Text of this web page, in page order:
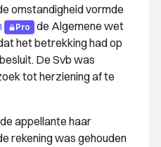
omstandigheid vormde
Pro
de Algemene wet
het betrekking had op
De Svb was
tot herziening af te
appellante haar
rekening was gehouden